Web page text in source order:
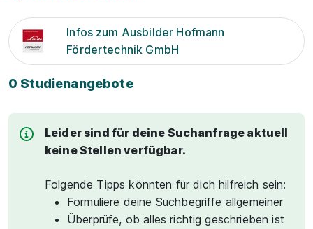
Infos zum Ausbilder Hofmann
Fördertechnik GmbH
0 Studienangebote
Leider sind für deine Suchanfrage aktuell
keine Stellen verfügbar.
Folgende Tipps könnten für dich hilfreich sein:
Formuliere deine Suchbegriffe allgemeiner
Überprüfe, ob alles richtig geschrieben ist